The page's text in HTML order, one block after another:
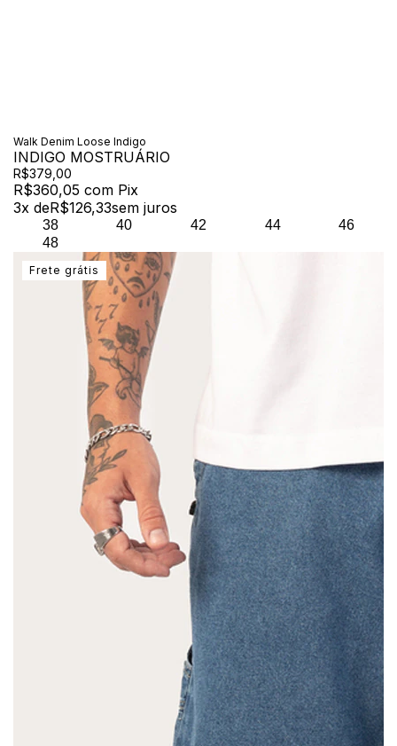
Walk Denim Loose Indigo
INDIGO MOSTRUÁRIO
R$379,00
R$360,05 com Pix
3x deR$126,33sem juros
38 40 42 44
46
48
Frete grátis